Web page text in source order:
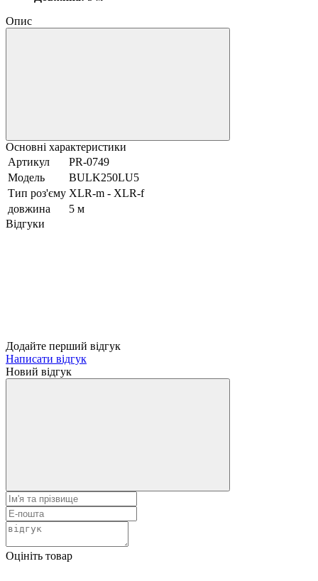
Опис
Основні характеристики
Артикул
PR-0749
Модель
BULK250LU5
Тип роз'єму XLR-m - XLR-f
довжина
5 м
Відгуки
Додайте перший відгук
Написати відгук
Новий відгук
Оцініть товар